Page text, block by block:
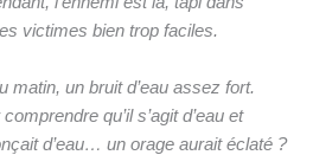
victimes bien trop faciles.
matin, un bruit d’eau assez fort.
qu’il s’agit d’eau et
d’eau… un orage aurait éclaté ?